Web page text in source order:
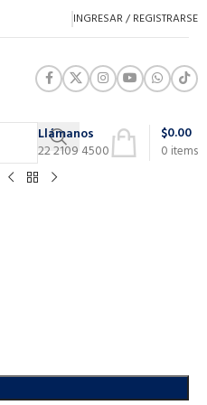
INGRESAR / REGISTRARSE
Llámanos
22 2109 4500
0 items
$0.00